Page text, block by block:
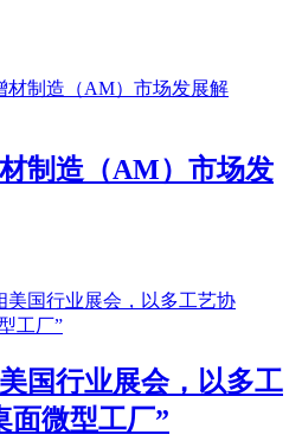
制造（AM）市场发
国行业展会，以多工
面微型工厂”